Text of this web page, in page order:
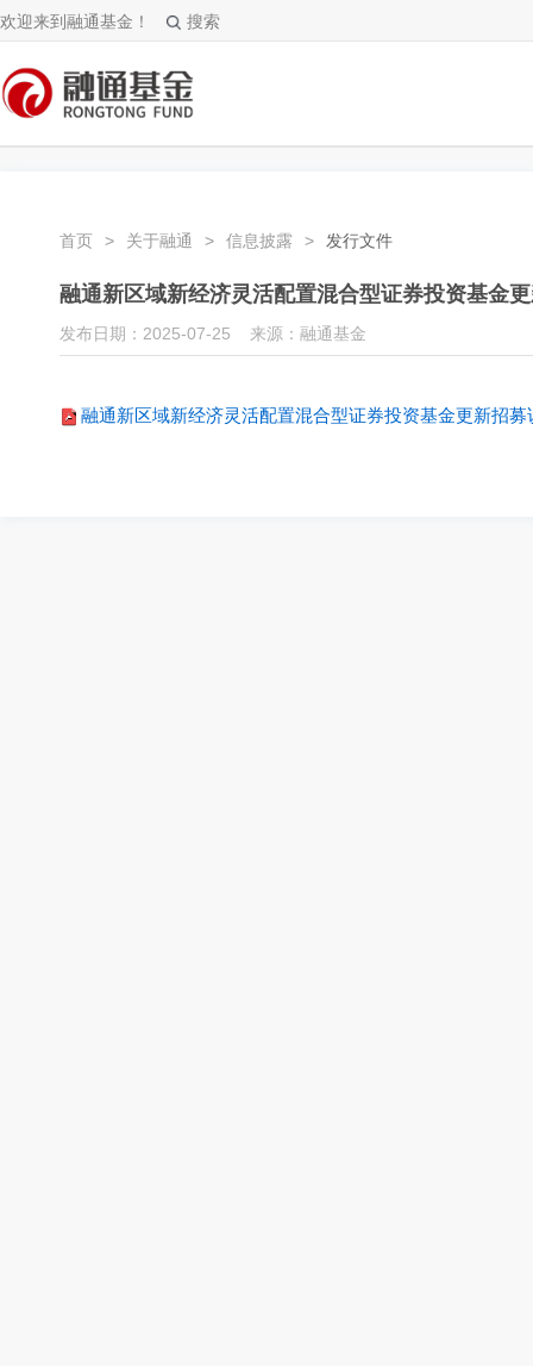
欢迎来到融通基金！ 搜索
首页 > 关于融通 > 信息披露 > 发行文件
融通新区域新经济灵活配置混合型证券投资基金
发布日期：2025-07-25 来源：融通基金
融通新区域新经济灵活配置混合型证券投资基金更新招募